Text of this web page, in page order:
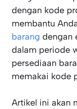
dengan kode
membantu
barang dengan
dalam periode
persediaan
memakai kode
Artikel ini akan